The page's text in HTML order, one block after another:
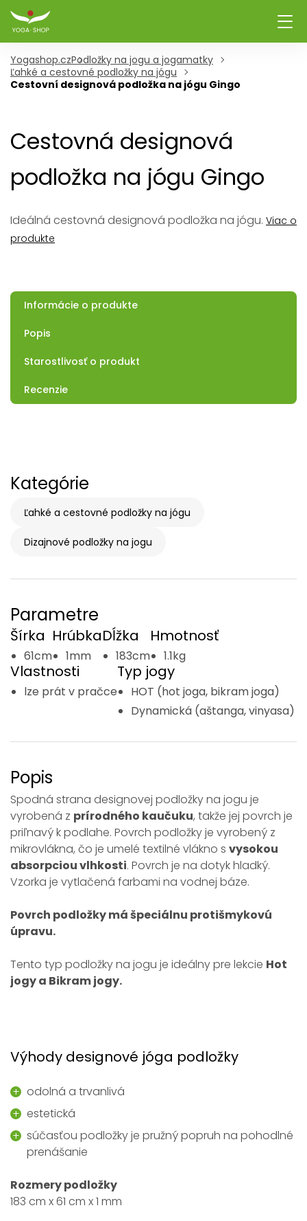
Yogashop.czPodložky na jogu a jogamatky
Ľahké a cestovné podložky na jógu
Cestovní designová podložka na jógu Gingo
Cestovná designová
podložka na jógu Gingo
Ideálná cestovná designová podložka na jógu. Viac o
produkte
Informácie o produkte
Popis
Starostlivosť o produkt
Recenzie
Kategórie
Ľahké a cestovné podložky na jógu
Dizajnové podložky na jogu
Parametre
Šírka
61cm
Hrúbka
1mm
Dĺžka
183cm
Hmotnosť
1.1kg
Vlastnosti
lze prát v pračce
Typ jogy
HOT (hot joga, bikram joga)
Dynamická (aštanga, vinyasa)
Popis
Spodná strana designovej podložky na jogu je
vyrobená z prírodného kaučuku, takže jej povrch je
priľnavý k podlahe. Povrch podložky je vyrobený z
mikrovlákna, čo je umelé textilné vlákno s vysokou
absorpciou vlhkosti. Povrch je na dotyk hladký.
Vzorka je vytlačená farbami na vodnej báze.
Povrch podložky má špeciálnu protišmykovú
úpravu.
Tento typ podložky na jogu je ideálny pre lekcie Hot
jogy a Bikram jogy.
Výhody designové jóga podložky
odolná a trvanlivá
estetická
súčasťou podložky je pružný popruh na pohodlné
prenášanie
Rozmery podložky
183 cm x 61 cm x 1 mm